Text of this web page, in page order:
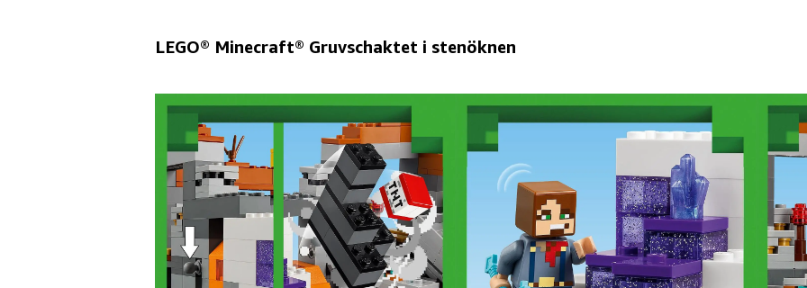
LEGO® Minecraft® Gruvschaktet i stenöknen